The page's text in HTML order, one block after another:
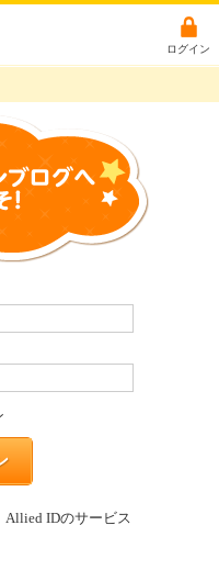
ログイン
Allied IDのサービス